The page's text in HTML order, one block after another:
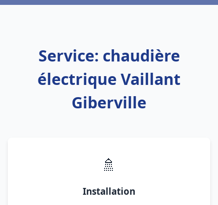
Service: chaudière
électrique Vaillant
Giberville
🚿
Installation